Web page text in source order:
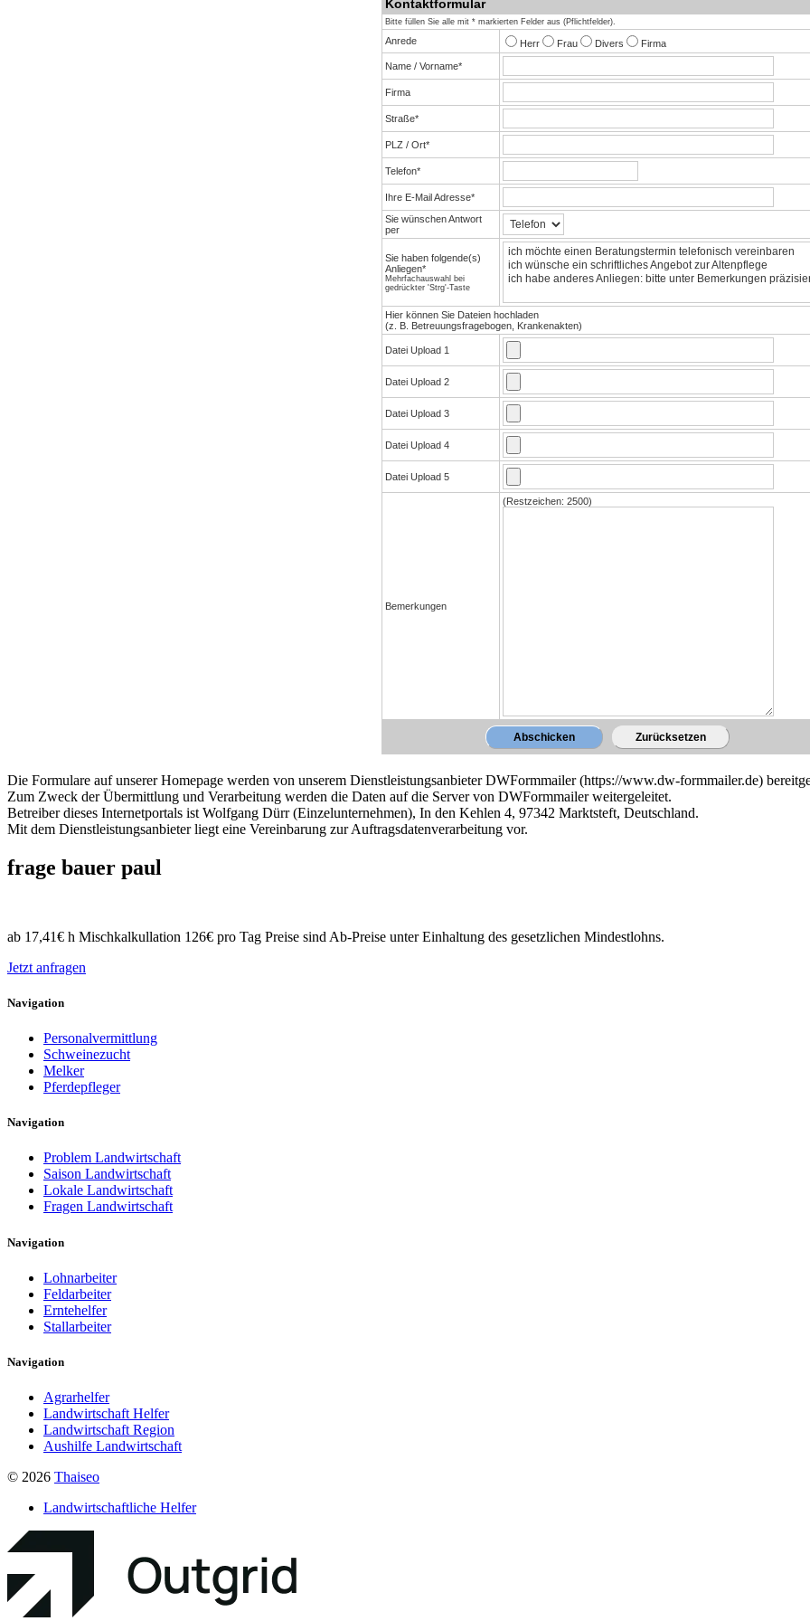
Die Formulare auf unserer Homepage werden von unserem Dienstleistungsanbieter DWFormmailer (https://www.dw-formmailer.de)
Zum Zweck der Übermittlung und Verarbeitung werden die Daten auf die Server von DWFormmailer weitergeleitet.
Betreiber dieses Internetportals ist Wolfgang Dürr (Einzelunternehmen), In den Kehlen 4, 97342 Marktsteft, Deutschland.
Mit dem Dienstleistungsanbieter liegt eine Vereinbarung zur Auftragsdatenverarbeitung vor.
frage bauer paul
ab 17,41€ h Mischkalkullation 126€ pro Tag Preise sind Ab-Preise unter Einhaltung des gesetzlichen Mindestlohns.
Jetzt anfragen
Navigation
Personalvermittlung
Schweinezucht
Melker
Pferdepfleger
Navigation
Problem Landwirtschaft
Saison Landwirtschaft
Lokale Landwirtschaft
Fragen Landwirtschaft
Navigation
Lohnarbeiter
Feldarbeiter
Erntehelfer
Stallarbeiter
Navigation
Agrarhelfer
Landwirtschaft Helfer
Landwirtschaft Region
Aushilfe Landwirtschaft
© 2026 Thaiseo
Landwirtschaftliche Helfer